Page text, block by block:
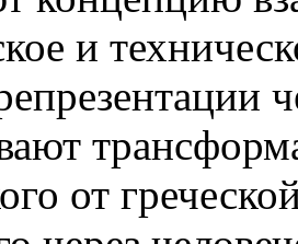
и
от